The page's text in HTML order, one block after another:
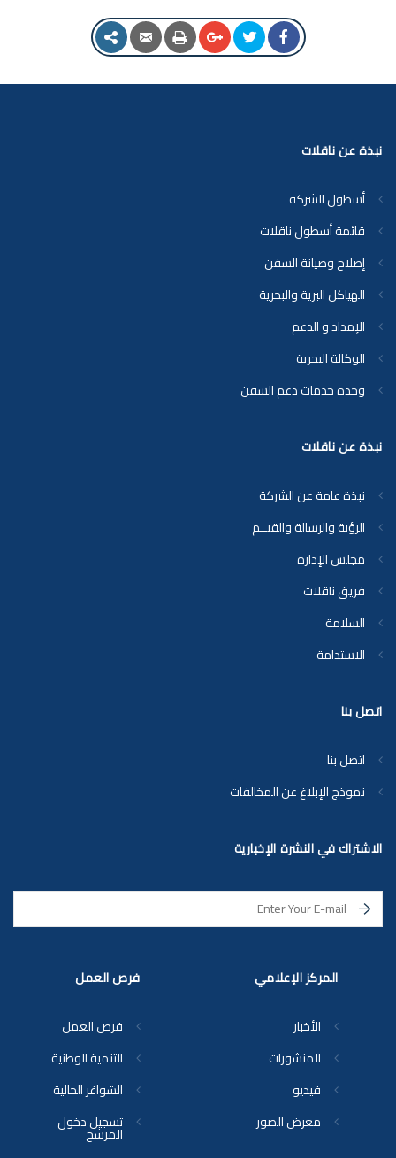
اتصل بنا
اتصل بنا
نموذج الإبلاغ عن المخالفات
الاشتراك في النشرة الإخبارية
فرص العمل
فرص العمل
التنمية الوطنية
الشواغر الحالية
تسجيل دخول
المرشح
المركز الإعلامي
الأخبار
المنشورات
فيديو
معرض الصور
نبذة عن ناقلات
أسطول الشركة
قائمة أسطول ناقلات
إصلاح وصيانة السفن
الهياكل البرية والبحرية
الإمداد و الدعم
الوكالة البحرية
وحدة خدمات دعم السفن
نبذة عن ناقلات
نبذة عامة عن الشركة
الرؤية والرسالة والقيــم
مجلس الإدارة
فريق ناقلات
السلامة
الاستدامة